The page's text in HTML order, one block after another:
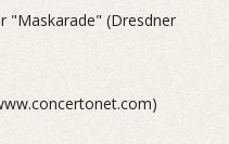
"Maskarade" (Dresdner